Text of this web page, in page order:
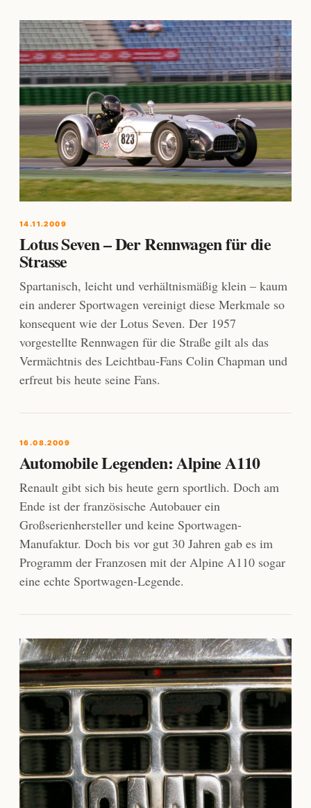
14.11.2009
Lotus Seven – Der Rennwagen für die
Strasse
Spartanisch, leicht und verhältnismäßig klein – kaum
ein anderer Sportwagen vereinigt diese Merkmale so
konsequent wie der Lotus Seven. Der 1957
vorgestellte Rennwagen für die Straße gilt als das
Vermächtnis des Leichtbau-Fans Colin Chapman und
erfreut bis heute seine Fans.
16.08.2009
Automobile Legenden: Alpine A110
Renault gibt sich bis heute gern sportlich. Doch am
Ende ist der französische Autobauer ein
Großserienhersteller und keine Sportwagen-
Manufaktur. Doch bis vor gut 30 Jahren gab es im
Programm der Franzosen mit der Alpine A110 sogar
eine echte Sportwagen-Legende.